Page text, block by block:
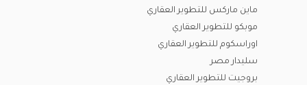
ماين ماركس للتطوير العقاري
موبكو للتطوير العقاري
اوراسكوم للتطوير العقاري
سليدار مصر
بروجيت للتطوير العقاري